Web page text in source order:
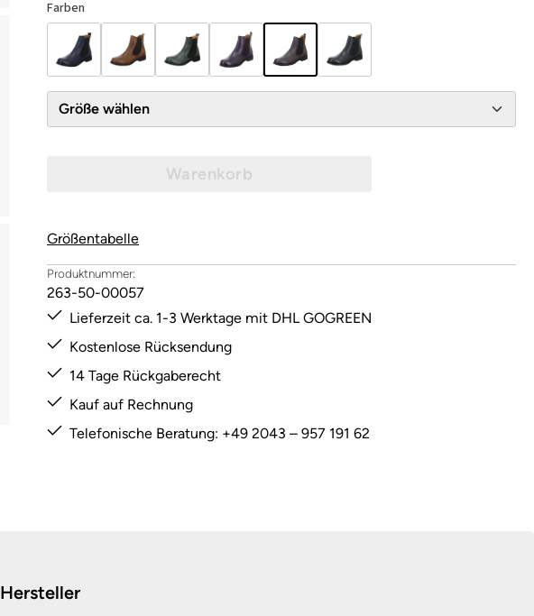
Farben
Größe wählen
Warenkorb
Größentabelle
Produktnummer:
263-50-00057
Lieferzeit ca. 1-3 Werktage mit DHL GOGREEN
Kostenlose Rücksendung
14 Tage Rückgaberecht
Kauf auf Rechnung
Telefonische Beratung: +49 2043 – 957 191 62
Hersteller